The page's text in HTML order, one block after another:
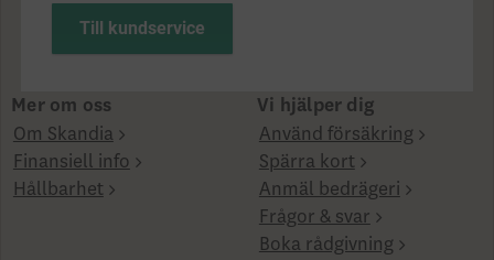
Till kundservice
Mer om oss
Om Skandia
Finansiell info
Hållbarhet
Vi hjälper dig
Använd försäkring
Spärra kort
Anmäl bedrägeri
Frågor & svar
Boka rådgivning